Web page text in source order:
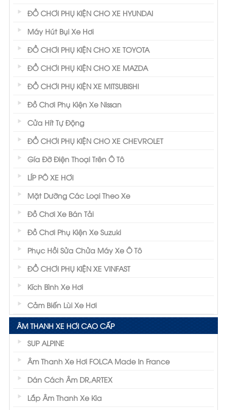
ĐỒ CHƠI PHỤ KIỆN CHO XE HYUNDAI
Máy Hút Bụi Xe Hơi
ĐỒ CHƠI PHỤ KIỆN CHO XE TOYOTA
ĐỒ CHƠI PHỤ KIỆN CHO XE MAZDA
ĐỒ CHƠI PHỤ KIỆN XE MITSUBISHI
Đồ Chơi Phụ Kiện Xe Nissan
Cửa Hít Tự Động
ĐỒ CHƠI PHỤ KIỆN CHO XE CHEVROLET
Gía Đỡ Điện Thoại Trên Ô Tô
LÍP PÔ XE HƠI
Mặt Dưỡng Các Loại Theo Xe
Đồ Chơi Xe Bán Tải
Đồ Chơi Phụ Kiện Xe Suzuki
Phục Hồi Sửa Chửa Máy Xe Ô Tô
ĐỒ CHƠI PHỤ KIỆN XE VINFAST
Kích Bình Xe Hơi
Cảm Biến Lùi Xe Hơi
ÂM THANH XE HƠI CAO CẤP
SUP ALPINE
Âm Thanh Xe Hơi FOLCA Made In France
Dán Cách Âm DR,ARTEX
Lắp Âm Thanh Xe Kia